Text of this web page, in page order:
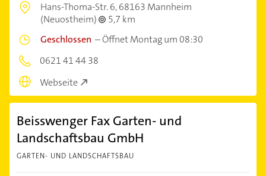
Hans-Thoma-Str. 6,68163 Mannheim
(Neuostheim)
5,7 km
Geschlossen –Öffnet Montag um 08:30
0621 41 44 38
Webseite
Beisswenger Fax Garten- und
Landschaftsbau GmbH
GARTEN- UND LANDSCHAFTSBAU